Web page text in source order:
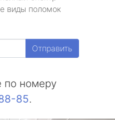
виды поломок
Отправить
по номеру
85.